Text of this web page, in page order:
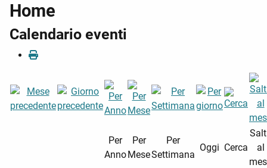
Home
Calendario eventi
Per
Anno
Per
Mese
Per
Settimana
Oggi Cerca
al